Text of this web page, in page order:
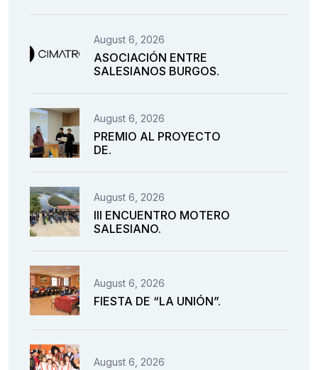
August 6, 2026
ASOCIACIÓN ENTRE
SALESIANOS BURGOS.
August 6, 2026
PREMIO AL PROYECTO
DE.
August 6, 2026
III ENCUENTRO MOTERO
SALESIANO.
August 6, 2026
FIESTA DE “LA UNIÓN”.
August 6, 2026